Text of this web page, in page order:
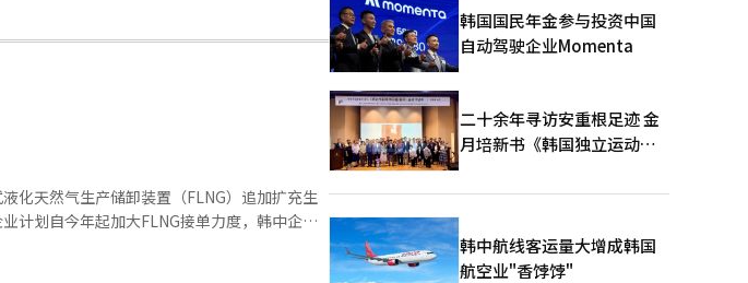
化天然气生产储卸装置（FLNG）追加扩充生
计划自今年起加大FLNG接单力度，韩中企业
韩国国民年金参与投资中国
自动驾驶企业Momenta
二十余年寻访安重根足迹 金
月培新书《韩国独立运动圣
版
韩中航线客运量大增成韩国
航空业"香饽饽"